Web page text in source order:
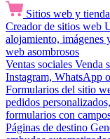
Sitios web y
Creador de sitios web
alojamiento, imágenes
web asombrosos
Ventas sociales Venda
Instagram, WhatsApp
Formularios del sitio
pedidos
formularios con
Páginas de destino